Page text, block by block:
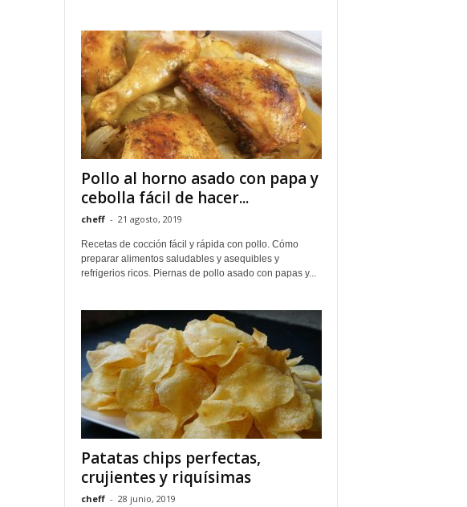
Pollo al horno asado con papa y
cebolla fácil de hacer...
cheff - 21 agosto, 2019
Recetas de cocción fácil y rápida con pollo. Cómo
preparar alimentos saludables y asequibles y
refrigerios ricos. Piernas de pollo asado con papas y...
Patatas chips perfectas,
crujientes y riquísimas
cheff - 28 junio, 2019